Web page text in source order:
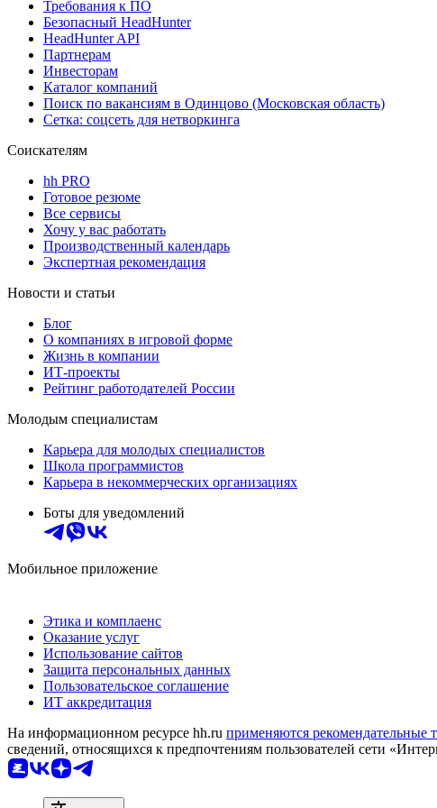
Требования к ПО
Безопасный HeadHunter
HeadHunter API
Партнерам
Инвесторам
Каталог компаний
Поиск по вакансиям в Одинцово (Московская область)
Сетка: соцсеть для нетворкинга
Соискателям
hh PRO
Готовое резюме
Все сервисы
Хочу у вас работать
Производственный календарь
Экспертная рекомендация
Новости и статьи
Блог
О компаниях в игровой форме
Жизнь в компании
ИТ-проекты
Рейтинг работодателей России
Молодым специалистам
Карьера для молодых специалистов
Школа программистов
Карьера в некоммерческих организациях
Боты для уведомлений
Мобильное приложение
Этика и комплаенс
Оказание услуг
Использование сайтов
Защита персональных данных
Пользовательское соглашение
ИТ аккредитация
На информационном ресурсе hh.ru применяются рекомендательные
сведений, относящихся к предпочтениям пользователей сети